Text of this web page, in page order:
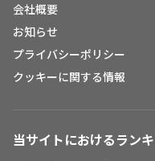
会社概要
お知らせ
プライバシーポリシー
クッキーに関する情報
当サイトにおけるラン